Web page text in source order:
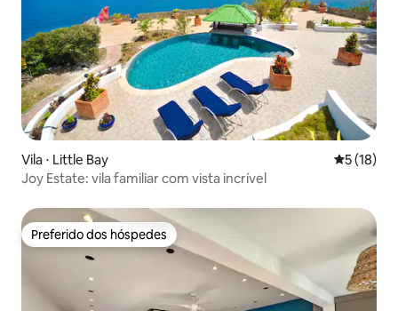
Vila ⋅ Little Bay 5 de uma
5 (18)
Joy Estate: vila familiar com vista incrível
Preferido dos hóspedes
Preferido dos hóspedes